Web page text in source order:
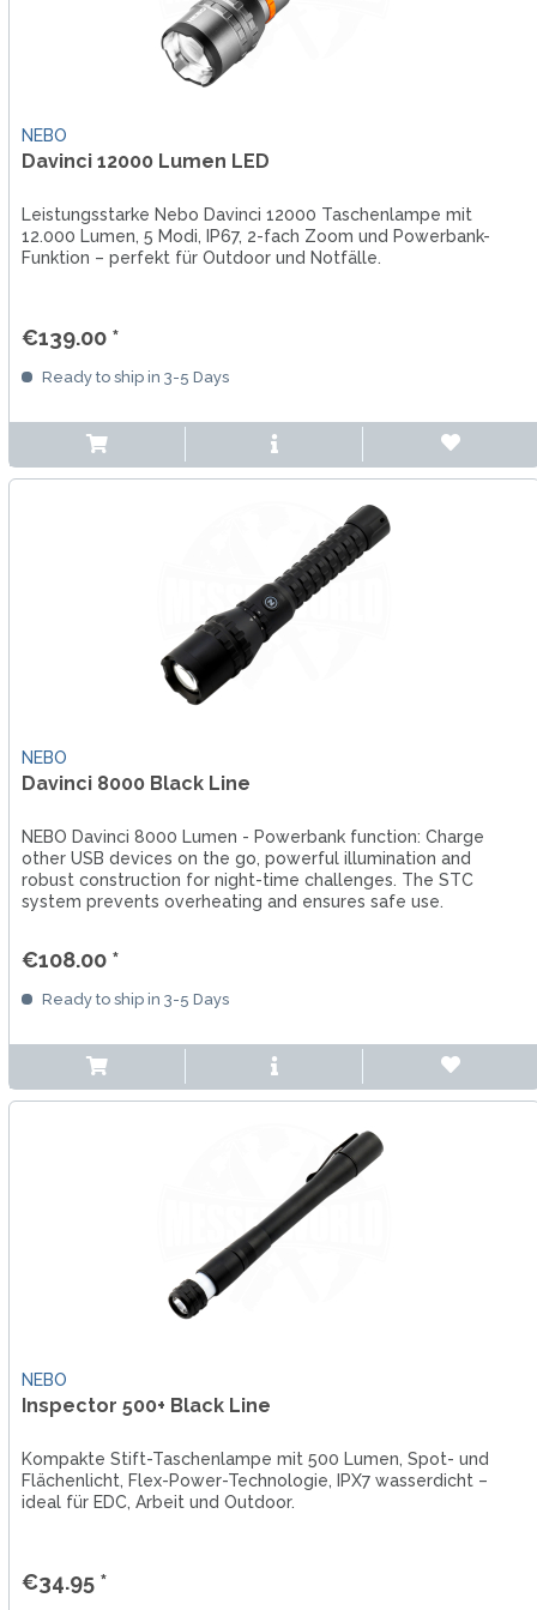
NEBO
Davinci 12000 Lumen LED
Leistungsstarke Nebo Davinci 12000 Taschenlampe mit
12.000 Lumen, 5 Modi, IP67, 2-fach Zoom und Powerbank-
Funktion – perfekt für Outdoor und Notfälle.
€139.00 *
Ready to ship in 3-5 Days
NEBO
Davinci 8000 Black Line
NEBO Davinci 8000 Lumen - Powerbank function: Charge
other USB devices on the go, powerful illumination and
robust construction for night-time challenges. The STC
system prevents overheating and ensures safe use.
€108.00 *
Ready to ship in 3-5 Days
NEBO
Inspector 500+ Black Line
Kompakte Stift-Taschenlampe mit 500 Lumen, Spot- und
Flächenlicht, Flex-Power-Technologie, IPX7 wasserdicht –
ideal für EDC, Arbeit und Outdoor.
€34.95 *